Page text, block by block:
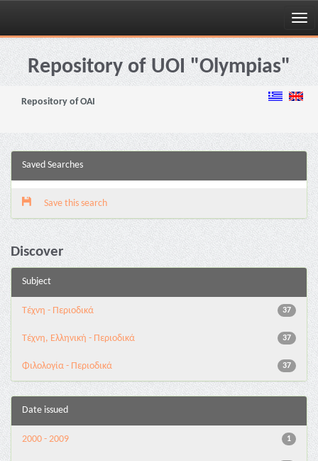
Skip
navigationRepository of UOI "Olympias"
Repository of OAI
Saved Searches
Save this search
Discover
Subject
37
Τέχνη - Περιοδικά
37
Τέχνη, Ελληνική - Περιοδικά
37
Φιλολογία - Περιοδικά
Date issued
1
2000 - 2009